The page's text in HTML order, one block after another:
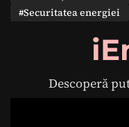
#Securitatea energiei
Descoperă